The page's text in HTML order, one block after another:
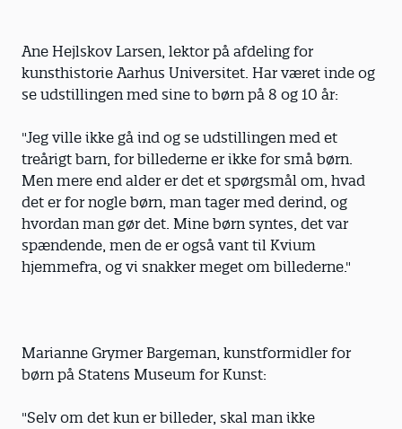
Ane Hejlskov Larsen, lektor på afdeling for
kunsthistorie Aarhus Universitet. Har været inde og
se udstillingen med sine to børn på 8 og 10 år:
"Jeg ville ikke gå ind og se udstillingen med et
treårigt barn, for billederne er ikke for små børn.
Men mere end alder er det et spørgsmål om, hvad
det er for nogle børn, man tager med derind, og
hvordan man gør det. Mine børn syntes, det var
spændende, men de er også vant til Kvium
hjemmefra, og vi snakker meget om billederne."
Marianne Grymer Bargeman, kunstformidler for
børn på Statens Museum for Kunst:
"Selv om det kun er billeder, skal man ikke